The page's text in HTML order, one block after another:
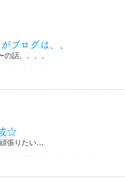
ブログは、、
の話。。。。
書きます
☆
張りたい…
せんが、仕事は頑張っていました